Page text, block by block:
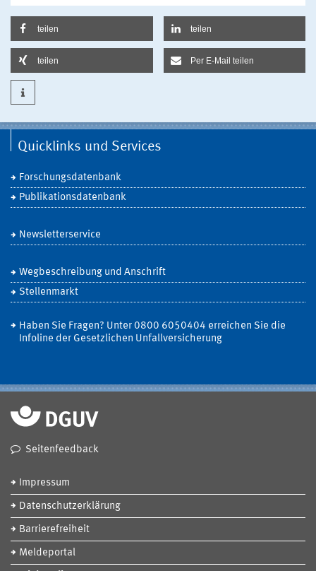
teilen teilen
teilen Per E-Mail teilen
Quicklinks und Services
Forschungsdatenbank
Publikationsdatenbank
Newsletterservice
Wegbeschreibung und Anschrift
Stellenmarkt
Haben Sie Fragen? Unter 0800 6050404 erreichen Sie die
Infoline der Gesetzlichen Unfallversicherung
Seitenfeedback
Impressum
Datenschutzerklärung
Barrierefreiheit
Meldeportal